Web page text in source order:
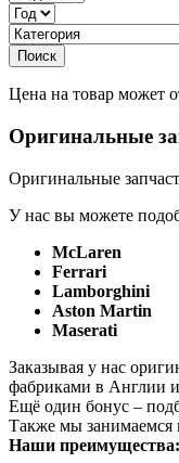
Цена на товар может
Оригинальные
Оригинальные
У нас вы можете
McLaren
Ferrari
Lamborghini
Aston Martin
Maserati
Заказывая у нас
фабриками в Англии и
Ещё один бонус –
Также мы занимаемся
Наши преимущества: